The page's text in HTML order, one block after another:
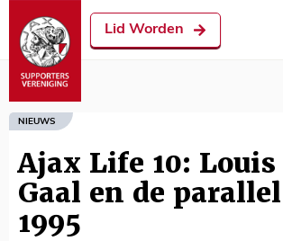
Lid Worden
NIEUWS
Ajax Life 10:
Gaal en de
1995